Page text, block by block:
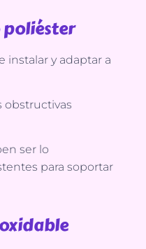
poliéster
instalar y adaptar a
obstructivas
ser lo
para soportar